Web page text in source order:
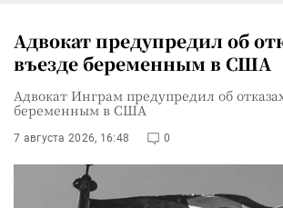
Адвокат предупредил об
въезде беременным в США
Адвокат Инграм предупредил об
беременным в США
7 августа 2026, 16:48 0